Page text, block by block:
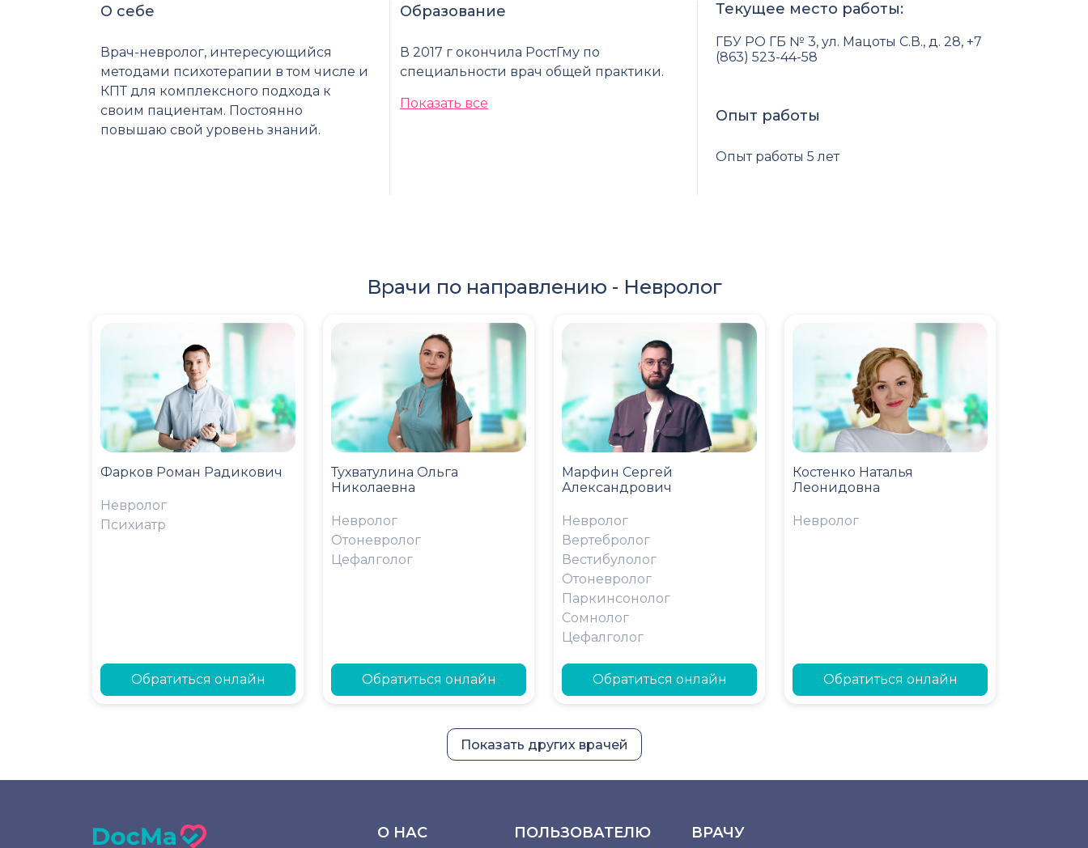
О себе
Врач-невролог, интересующийся
методами психотерапии в том числе и
КПТ для комплексного подхода к
своим пациентам. Постоянно
повышаю свой уровень знаний.
Образование
В 2017 г окончила РостГму по
специальности врач общей практики.
Показать все
Текущее место работы:
ГБУ РО ГБ № 3, ул. Мацоты С.В., д. 28, +7
(863) 523-44-58
Опыт работы
Опыт работы 5 лет
Врачи по направлению - Невролог
Фарков Роман Радикович
Невролог
Психиатр
Обратиться онлайн
Тухватулина Ольга
Николаевна
Невролог
Отоневролог
Цефалголог
Обратиться онлайн
Марфин Сергей
Александрович
Невролог
Вертебролог
Вестибулолог
Отоневролог
Паркинсонолог
Сомнолог
Цефалголог
Обратиться онлайн
Костенко Наталья
Леонидовна
Невролог
Обратиться онлайн
Показать других врачей
О НАС ПОЛЬЗОВАТЕЛЮ ВРАЧУ